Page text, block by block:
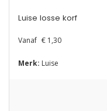
Luise losse korf
Vanaf € 1,30
Merk: Luise